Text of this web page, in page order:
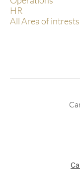
HR
All Area of intrests